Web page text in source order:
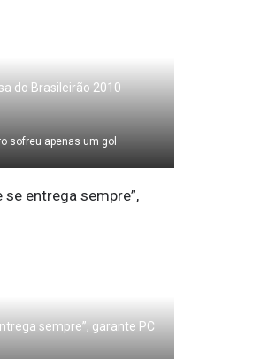
do Brasileirão 2010
sofreu apenas um gol
sempre”, garante PC